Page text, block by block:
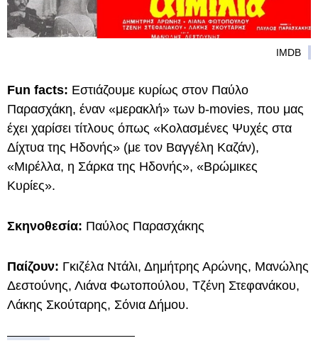
IMDB
Fun facts: Εστιάζουμε κυρίως στον Παύλο
Παρασχάκη, έναν «μερακλή» των b-movies, που μας
έχει χαρίσει τίτλους όπως «Κολασμένες Ψυχές στα
Δίχτυα της Ηδονής» (με τον Βαγγέλη Καζάν),
«Μιρέλλα, η Σάρκα της Ηδονής», «Βρώμικες
Κυρίες».
Σκηνοθεσία: Παύλος Παρασχάκης
Παίζουν: Γκιζέλα Ντάλι, Δημήτρης Αρώνης, Μανώλης
Δεστούνης, Λιάνα Φωτοπούλου, Τζένη Στεφανάκου,
Λάκης Σκούταρης, Σόνια Δήμου.